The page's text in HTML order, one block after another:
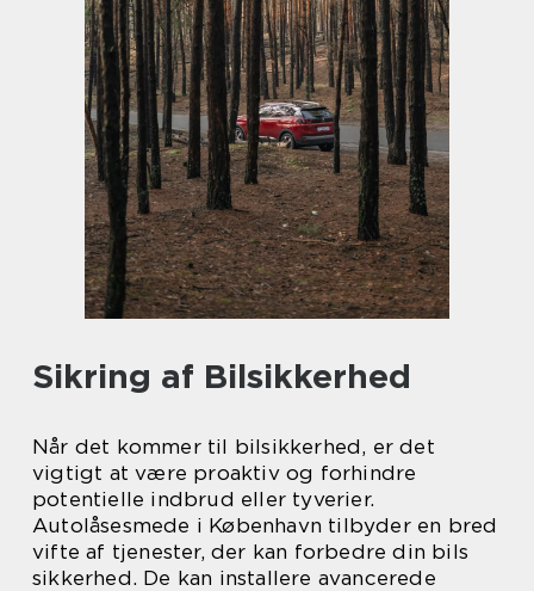
Sikring af Bilsikkerhed
Når det kommer til bilsikkerhed, er det
vigtigt at være proaktiv og forhindre
potentielle indbrud eller tyverier.
Autolåsesmede i København tilbyder en bred
vifte af tjenester, der kan forbedre din bils
sikkerhed. De kan installere avancerede